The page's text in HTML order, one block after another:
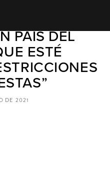
KAST: “NO
PAÍS DEL
ESTÉ
DE 2021